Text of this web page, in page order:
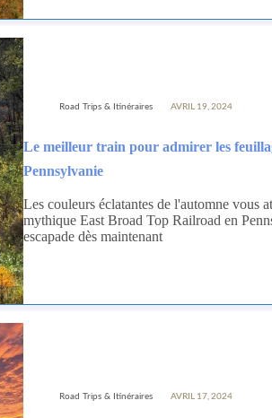
Road Trips & Itinéraires AVRIL 19, 2024
Le meilleur train pour admirer les
Pennsylvanie
Les couleurs éclatantes de l'automne vous
mythique East Broad Top Railroad en
escapade dès maintenant
Road Trips & Itinéraires AVRIL 17, 2024